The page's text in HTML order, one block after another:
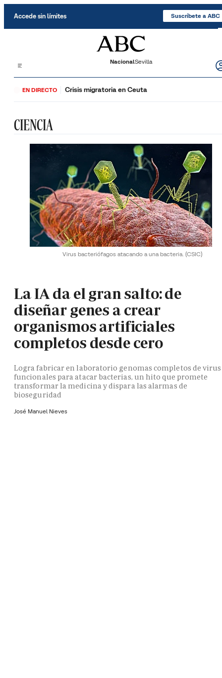
Accede sin límites Suscríbete a ABC
NacionalSevilla
EN DIRECTO Crisis migratoria en Ceuta
CIENCIA
Virus bacteriófagos atacando a una bacteria. (CSIC)
La IA da el gran salto: de
diseñar genes a crear
organismos artificiales
completos desde cero
Logra fabricar en laboratorio genomas completos de virus
funcionales para atacar bacterias, un hito que promete
transformar la medicina y dispara las alarmas de
bioseguridad
José Manuel Nieves